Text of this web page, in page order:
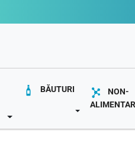
TOGGLE DROPDOWN
BĂUTURI
TOGGLE
NON-